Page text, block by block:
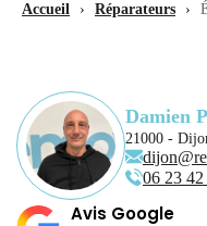
Accueil › Réparateurs ›
Damien
21000 -
06 23 42
Avis Google